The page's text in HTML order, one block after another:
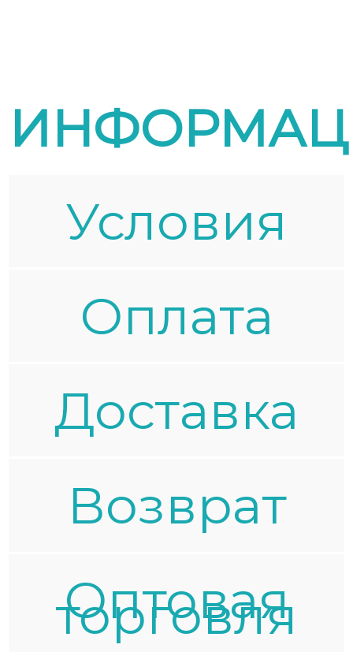
Условия
Oплата
Доставка
Возврат
Оптовая
торговля